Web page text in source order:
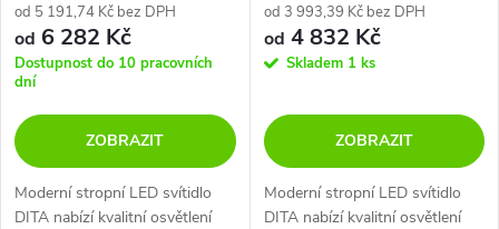
od 5 191,74 Kč bez DPH
od 6 282 Kč
Dostupnost do 10 pracovních
dní
ZOBRAZIT
Moderní stropní LED svítidlo
DITA nabízí kvalitní osvětlení
od 3 993,39 Kč bez DPH
od 4 832 Kč
Skladem 1 ks
ZOBRAZIT
Moderní stropní LED svítidlo
DITA nabízí kvalitní osvětlení